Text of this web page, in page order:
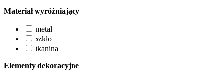
Materiał wyróżniający
metal
szkło
tkanina
Elementy dekoracyjne